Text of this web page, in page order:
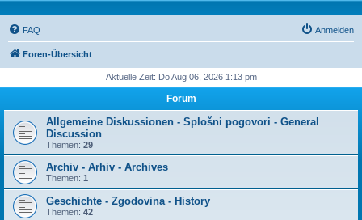
FAQ Anmelden
Foren-Übersicht
Aktuelle Zeit: Do Aug 06, 2026 1:13 pm
Forum
Allgemeine Diskussionen - Splošni pogovori - General
Discussion
Themen: 29
Archiv - Arhiv - Archives
Themen: 1
Geschichte - Zgodovina - History
Themen: 42